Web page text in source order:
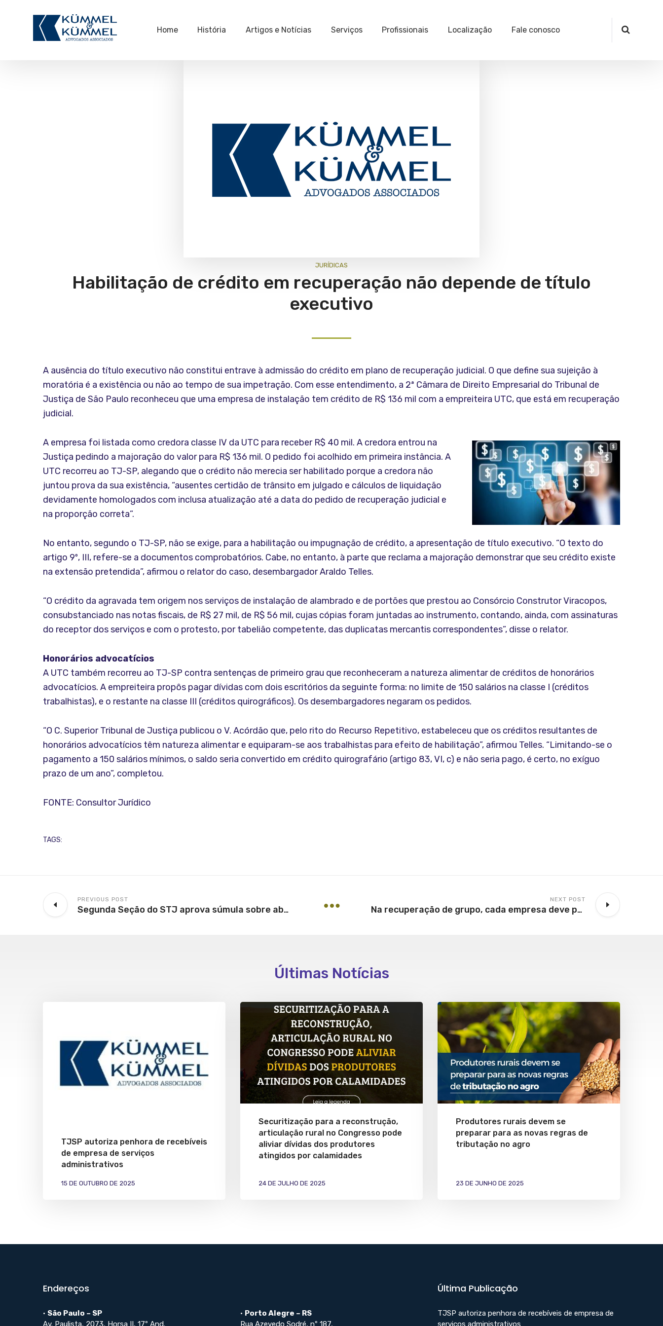
Home História Artigos e Notícias Serviços Profissionais Localização Fale conosco
JURÍ­DICAS
Habilitação de crédito em recuperação não depende de título
executivo
A ausência do título executivo não constitui entrave à admissão do crédito em plano de recuperação judicial. O que define sua sujeição à
moratória é a existência ou não ao tempo de sua impetração. Com esse entendimento, a 2ª Câmara de Direito Empresarial do Tribunal de
Justiça de São Paulo reconheceu que uma empresa de instalação tem crédito de R$ 136 mil com a empreiteira UTC, que está em recuperação
judicial.
A empresa foi listada como credora classe IV da UTC para receber R$ 40 mil. A credora entrou na
Justiça pedindo a majoração do valor para R$ 136 mil. O pedido foi acolhido em primeira instância. A
UTC recorreu ao TJ-SP, alegando que o crédito não merecia ser habilitado porque a credora não
juntou prova da sua existência, “ausentes certidão de trânsito em julgado e cálculos de liquidação
devidamente homologados com inclusa atualização até a data do pedido de recuperação judicial e
na proporção correta”.
No entanto, segundo o TJ-SP, não se exige, para a habilitação ou impugnação de crédito, a apresentação de título executivo. “O texto do
artigo 9º, III, refere-se a documentos comprobatórios. Cabe, no entanto, à parte que reclama a majoração demonstrar que seu crédito existe
na extensão pretendida”, afirmou o relator do caso, desembargador Araldo Telles.
“O crédito da agravada tem origem nos serviços de instalação de alambrado e de portões que prestou ao Consórcio Construtor Viracopos,
consubstanciado nas notas fiscais, de R$ 27 mil, de R$ 56 mil, cujas cópias foram juntadas ao instrumento, contando, ainda, com assinaturas
do receptor dos serviços e com o protesto, por tabelião competente, das duplicatas mercantis correspondentes”, disse o relator.
Honorários advocatícios
A UTC também recorreu ao TJ-SP contra sentenças de primeiro grau que reconheceram a natureza alimentar de créditos de honorários
advocatícios. A empreiteira propôs pagar dívidas com dois escritórios da seguinte forma: no limite de 150 salários na classe I (créditos
trabalhistas), e o restante na classe III (créditos quirográficos). Os desembargadores negaram os pedidos.
“O C. Superior Tribunal de Justiça publicou o V. Acórdão que, pelo rito do Recurso Repetitivo, estabeleceu que os créditos resultantes de
honorários advocatícios têm natureza alimentar e equiparam-se aos trabalhistas para efeito de habilitação”, afirmou Telles. “Limitando-se o
pagamento a 150 salários mínimos, o saldo seria convertido em crédito quirografário (artigo 83, VI, c) e não seria pago, é certo, no exíguo
prazo de um ano”, completou.
FONTE: Consultor Jurídico
TAGS:
PREVIOUS POST
Segunda Seção do STJ aprova súmula sobre abuso em cláusula de contrato bancário
NEXT POST
Na recuperação de grupo, cada empresa deve provar tempo de atividade
Últimas Notícias
TJSP autoriza penhora de recebíveis
de empresa de serviços
administrativos
15 DE OUTUBRO DE 2025
Securitização para a reconstrução,
articulação rural no Congresso pode
aliviar dívidas dos produtores
atingidos por calamidades
24 DE JULHO DE 2025
Produtores rurais devem se
preparar para as novas regras de
tributação no agro
23 DE JUNHO DE 2025
Endereços
• São Paulo – SP
Av. Paulista, 2073, Horsa II, 17º And.
• Porto Alegre – RS
Rua Azevedo Sodré, nº 187,
Última Publicação
TJSP autoriza penhora de recebíveis de empresa de
serviços administrativos